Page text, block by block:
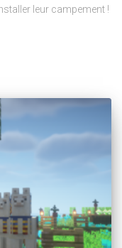
leur campement !